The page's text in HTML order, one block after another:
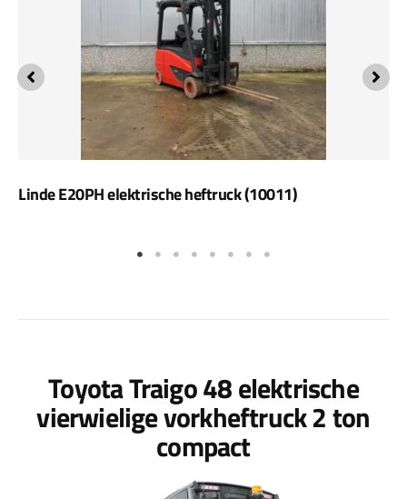
Linde E20PH elektrische heftruck (10011)
Toyota Traigo 48 elektrische
vierwielige vorkheftruck 2 ton
compact